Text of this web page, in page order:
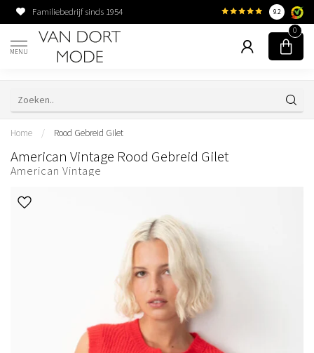
Familiebedrijf sinds 1954 9.2
MENU
0
Home / Rood Gebreid Gilet
American Vintage Rood Gebreid Gilet
American Vintage